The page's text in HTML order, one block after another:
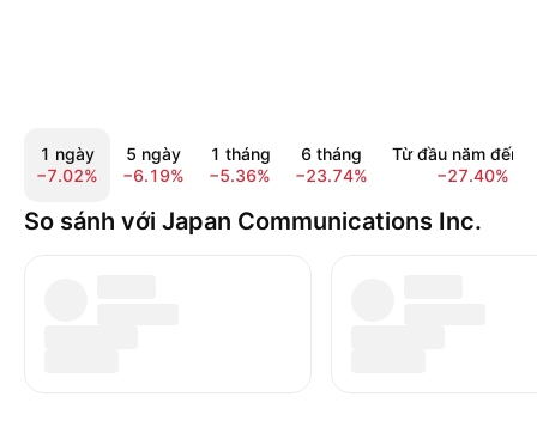
1 ngày
−7.02%
5 ngày
−6.19%
1 tháng
−5.36%
6 tháng
−23.74%
Từ đầu năm đến
−27.40%
So sánh với Japan Communications Inc.